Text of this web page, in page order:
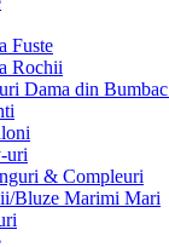
Fuste
Rochii
Dama din Bumbac
uri
& Compleuri
Bluze Marimi Mari